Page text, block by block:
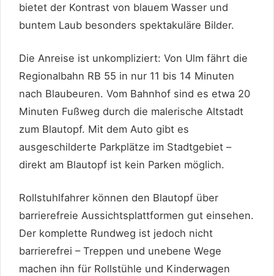
bietet der Kontrast von blauem Wasser und
buntem Laub besonders spektakuläre Bilder.
Die Anreise ist unkompliziert: Von Ulm fährt die
Regionalbahn RB 55 in nur 11 bis 14 Minuten
nach Blaubeuren. Vom Bahnhof sind es etwa 20
Minuten Fußweg durch die malerische Altstadt
zum Blautopf. Mit dem Auto gibt es
ausgeschilderte Parkplätze im Stadtgebiet –
direkt am Blautopf ist kein Parken möglich.
Rollstuhlfahrer können den Blautopf über
barrierefreie Aussichtsplattformen gut einsehen.
Der komplette Rundweg ist jedoch nicht
barrierefrei – Treppen und unebene Wege
machen ihn für Rollstühle und Kinderwagen